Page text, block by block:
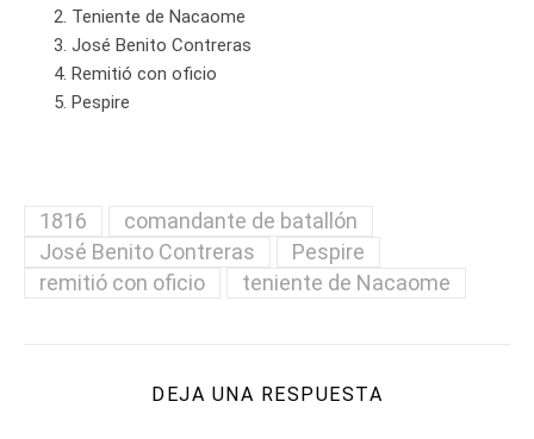
Teniente de Nacaome
José Benito Contreras
Remitió con oficio
Pespire
1816
comandante de batallón
José Benito Contreras
Pespire
remitió con oficio
teniente de Nacaome
DEJA UNA RESPUESTA